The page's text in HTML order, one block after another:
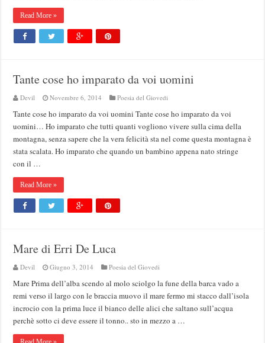
Read More »
Tante cose ho imparato da voi uomini
Devil Novembre 6, 2014 Poesia del Giovedi
Tante cose ho imparato da voi uomini Tante cose ho imparato da voi
uomini… Ho imparato che tutti quanti vogliono vivere sulla cima della
montagna, senza sapere che la vera felicità sta nel come questa montagna è
stata scalata. Ho imparato che quando un bambino appena nato stringe
con il …
Read More »
Mare di Erri De Luca
Devil Giugno 3, 2014 Poesia del Giovedi
Mare Prima dell’alba scendo al molo sciolgo la fune della barca vado a
remi verso il largo con le braccia muovo il mare fermo mi stacco dall’isola
incrocio con la prima luce il bianco delle alici che saltano sull’acqua
perchè sotto ci deve essere il tonno.. sto in mezzo a …